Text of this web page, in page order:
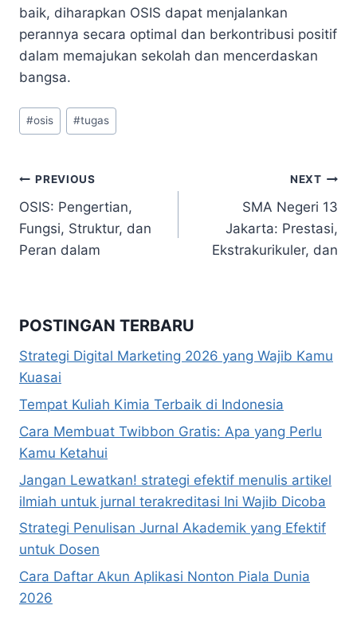
baik, diharapkan OSIS dapat menjalankan
perannya secara optimal dan berkontribusi positif
dalam memajukan sekolah dan mencerdaskan
bangsa.
Post
Tags:
#osis #tugas
Navigasi
pos
PREVIOUS
OSIS: Pengertian,
Fungsi, Struktur, dan
Peran dalam
NEXT
SMA Negeri 13
Jakarta: Prestasi,
Ekstrakurikuler, dan
POSTINGAN TERBARU
Strategi Digital Marketing 2026 yang Wajib Kamu
Kuasai
Tempat Kuliah Kimia Terbaik di Indonesia
Cara Membuat Twibbon Gratis: Apa yang Perlu
Kamu Ketahui
Jangan Lewatkan! strategi efektif menulis artikel
ilmiah untuk jurnal terakreditasi Ini Wajib Dicoba
Strategi Penulisan Jurnal Akademik yang Efektif
untuk Dosen
Cara Daftar Akun Aplikasi Nonton Piala Dunia
2026